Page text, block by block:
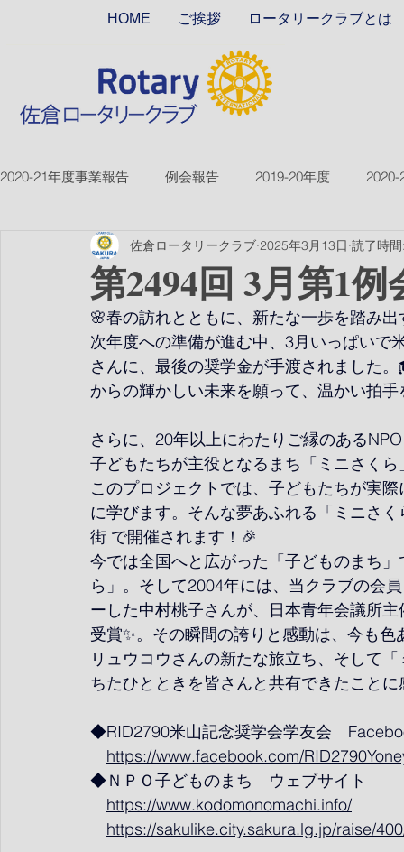
HOME ご挨拶 ロータリークラブとは
2020-21年度事業報告 例会報告 2019-20年度 2020-
2018-19ver2 2017-18ver2 2021-22年度
2026-27年度
第2494回 3月第1例
佐倉ロータリークラブ 2025年3月13日 読了時
🌸春の訪れとともに、新たな一歩を踏み出
次年度への準備が進む中、3月いっぱいで
さんに、最後の奨学金が手渡されました
からの輝かしい未来を願って、温かい拍手
さらに、20年以上にわたりご縁のある
子どもたちが主役となるまち「ミニさく
このプロジェクトでは、子どもたちが実
に学びます。そんな夢あふれる「ミニさ
街 で開催されます！🎉
今では全国へと広がった「子どものまち
ら」。そして2004年には、当クラブの会
ーした中村桃子さんが、日本青年会議所
受賞✨。その瞬間の誇りと感動は、今も
リュウコウさんの新たな旅立ち、そして
ちたひとときを皆さんと共有できたこと
◆RID2790米山記念奨学会学友会　
https://www.facebook.com/
◆ＮＰＯ子どものまち　ウェブサイト
https://www.kodomonomachi.info/
https://sakulike.city.sakura.lg.jp/raise/